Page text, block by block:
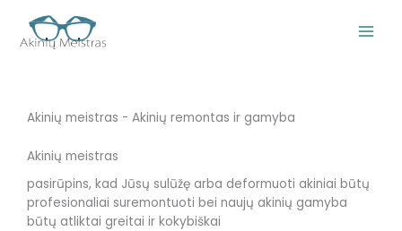
turinio
Akinių meistras - Akinių remontas ir gamyba
Akinių meistras
pasirūpins, kad Jūsų sulūžę arba deformuoti akiniai būtų
profesionaliai suremontuoti bei naujų akinių gamyba
būtų atliktai greitai ir kokybiškai